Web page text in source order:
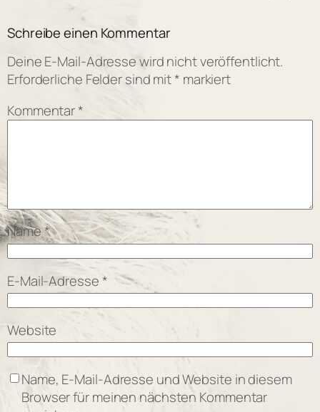
Schreibe einen Kommentar
Deine E-Mail-Adresse wird nicht veröffentlicht.
Erforderliche Felder sind mit* markiert
Kommentar*
Name*
E-Mail-Adresse*
Website
Name, E-Mail-Adresse und Website in diesem
Browser für meinen nächsten Kommentar